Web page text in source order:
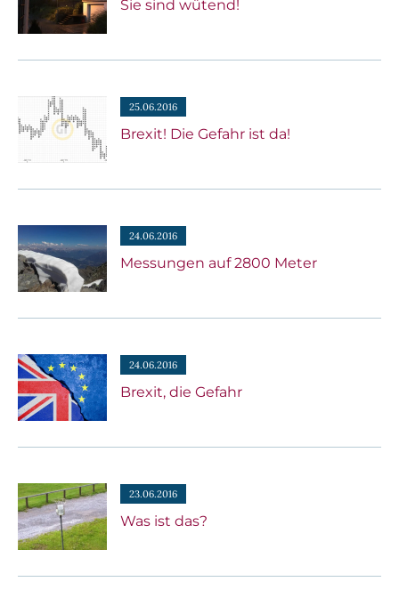
Sie sind wütend!
25.06.2016
Brexit! Die Gefahr ist da!
24.06.2016
Messungen auf 2800 Meter
24.06.2016
Brexit, die Gefahr
23.06.2016
Was ist das?